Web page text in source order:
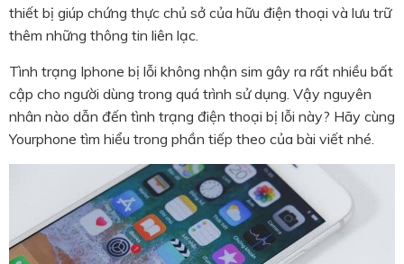
thiết bị giúp chứng thực chủ sở của hữu điện thoại và lưu trữ
thêm những thông tin liên lạc.
Tình trạng Iphone bị lỗi không nhận sim gây ra rất nhiều bất
cập cho người dùng trong quá trình sử dụng. Vậy nguyên
nhân nào dẫn đến tình trạng điện thoại bị lỗi này? Hãy cùng
Yourphone tìm hiểu trong phần tiếp theo của bài viết nhé.